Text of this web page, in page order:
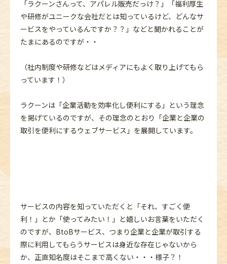
「ラクーンさんって、アパレル販売だっけ？」「福利厚生
や研修がユニークな会社だとは知っているけど、どんなサ
ービスをやっているんですか？？」などと聞かれることが
たまにあるのですが・・
（社内制度や研修などはメディアにもよく取り上げてもら
っています！）
ラクーンは「企業活動を効率化し便利にする」という理念
を掲げているのですが、その理念のとおり「企業と企業の
取引を便利にするウェブサービス」を展開しています。
サービスの内容を知っていただくと「それ、すごく便
利！」とか「使ってみたい！」と嬉しいお言葉をいただく
のですが、BtoBサービス、つまり企業と企業が取引する
際に利用してもらうサービスは身近な存在じゃないから
か、正直知名度はそこまで高くない・・・様子？！